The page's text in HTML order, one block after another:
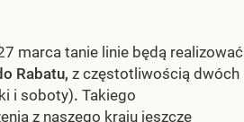
marca tanie linie będą realizować
Rabatu, z częstotliwością dwóch
i soboty). Takiego
z naszego kraju jeszcze